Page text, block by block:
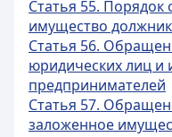
Статья 55.
имущество
Статья 56.
юридических лиц и
предпринимателей
Статья 57.
заложенное